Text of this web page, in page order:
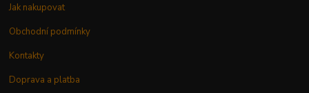
Jak nakupovat
Obchodní podmínky
Kontakty
Doprava a platba